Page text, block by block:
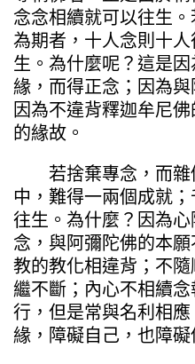
念念相續就可以往生
為期者，十人念則十
生。為什麼呢？這是
緣，而得正念；因為與
因為不違背釋迦牟尼
的緣故。
若捨棄專念，而雜
中，難得一兩個成就
往生。為什麼？因為
念，與阿彌陀佛的本
教的教化相違背；不
繼不斷；內心不相續
行，但是常與名利相
緣，障礙自己，也障礙